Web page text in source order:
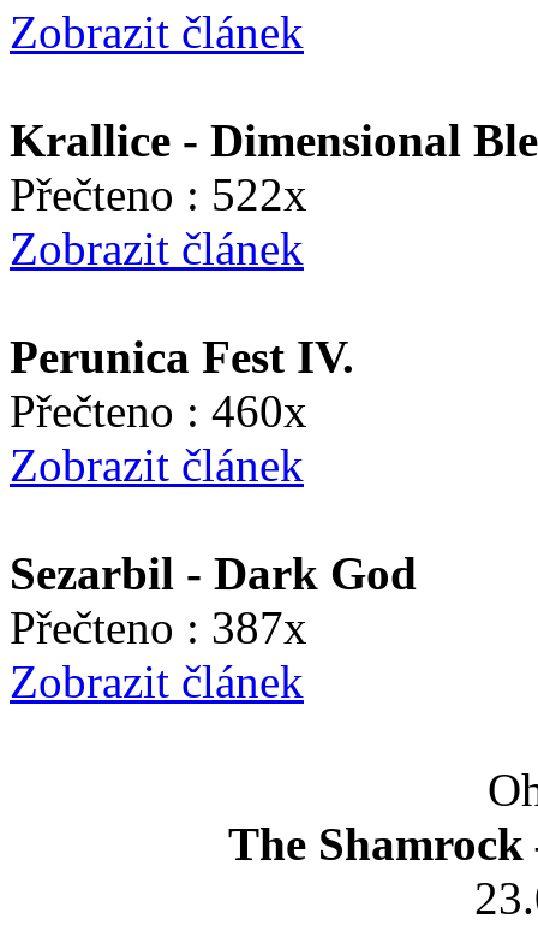
Zobrazit článek
Krallice - Dimensional
Přečteno : 522x
Zobrazit článek
Perunica Fest IV.
Přečteno : 460x
Zobrazit článek
Sezarbil - Dark God
Přečteno : 387x
Zobrazit článek
The Shamrock